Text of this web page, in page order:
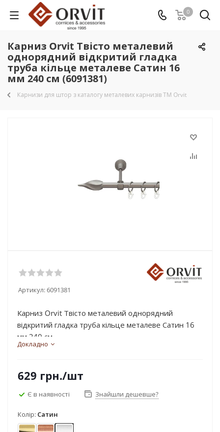
0
Карниз Orvit Твісто металевий
однорядний відкритий гладка
труба кільце металеве Сатин 16
мм 240 см (6091381)
Карнизи для штор з каталогу металевих карнизів TM Orvit
Артикул:6091381
Карниз Orvit Твісто металевий однорядний
відкритий гладка труба кільце металеве Сатин 16
мм 240 см...
Докладно
629 грн./шт
Є в наявності Знайшли дешевше?
Колір: Сатин